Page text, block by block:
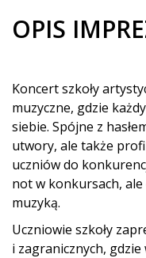
OPIS
Koncert szkoły
muzyczne, gdzie
siebie. Spójne z
utwory, ale także
uczniów do
not w konkursach,
muzyką.
Uczniowie szkoły
i zagranicznych,